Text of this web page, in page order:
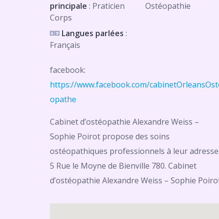
principale : Praticien
Corps
Ostéopathie
Langues parlées :
Français
facebook:
https://www.facebook.com/
opathe
Cabinet d’ostéopathie Alexandre Weiss –
Sophie Poirot propose des soins
ostéopathiques professionnels à leur
5 Rue le Moyne de Bienville 780. Cabinet
d’ostéopathie Alexandre Weiss – Sophie